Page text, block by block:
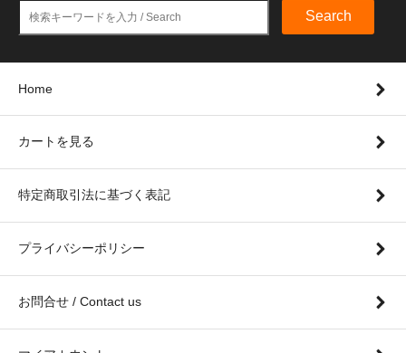
Search
Home
カートを見る
特定商取引法に基づく表記
プライバシーポリシー
お問合せ / Contact us